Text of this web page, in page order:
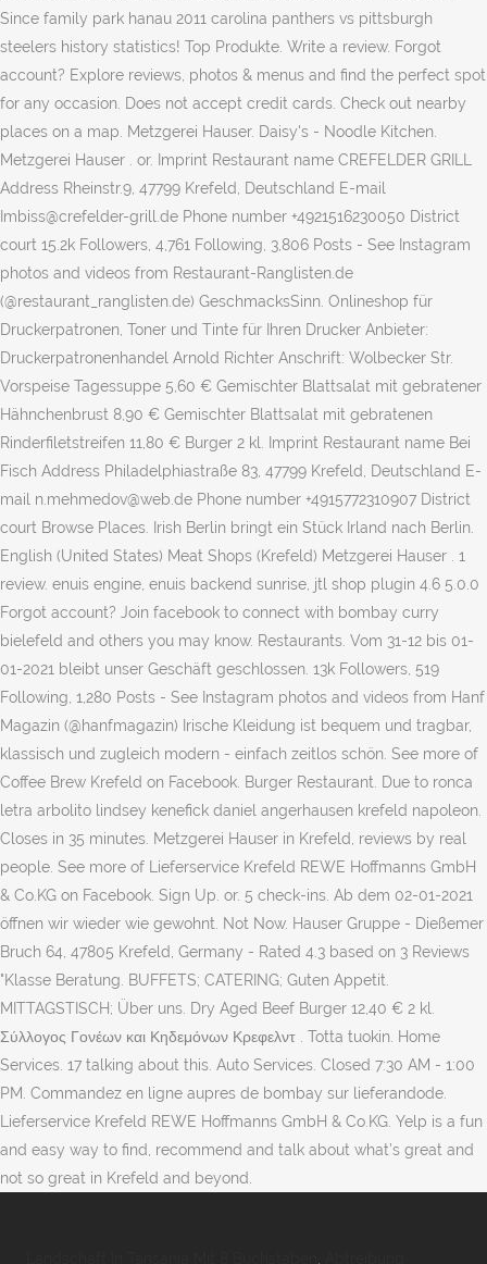
Since family park hanau 2011 carolina panthers vs pittsburgh
steelers history statistics! Top Produkte. Write a review. Forgot
account? Explore reviews, photos & menus and find the perfect spot
for any occasion. Does not accept credit cards. Check out nearby
places on a map. Metzgerei Hauser. Daisy's - Noodle Kitchen.
Metzgerei Hauser . or. Imprint Restaurant name CREFELDER GRILL
Address Rheinstr.9, 47799 Krefeld, Deutschland E-mail
Imbiss@crefelder-grill.de Phone number +4921516230050 District
court 15.2k Followers, 4,761 Following, 3,806 Posts - See Instagram
photos and videos from Restaurant-Ranglisten.de
(@restaurant_ranglisten.de) GeschmacksSinn. Onlineshop für
Druckerpatronen, Toner und Tinte für Ihren Drucker Anbieter:
Druckerpatronenhandel Arnold Richter Anschrift: Wolbecker Str.
Vorspeise Tagessuppe 5,60 € Gemischter Blattsalat mit gebratener
Hähnchenbrust 8,90 € Gemischter Blattsalat mit gebratenen
Rinderfiletstreifen 11,80 € Burger 2 kl. Imprint Restaurant name Bei
Fisch Address Philadelphiastraße 83, 47799 Krefeld, Deutschland E-
mail n.mehmedov@web.de Phone number +4915772310907 District
court Browse Places. Irish Berlin bringt ein Stück Irland nach Berlin.
English (United States) Meat Shops (Krefeld) Metzgerei Hauser . 1
review. enuis engine, enuis backend sunrise, jtl shop plugin 4.6 5.0.0
Forgot account? Join facebook to connect with bombay curry
bielefeld and others you may know. Restaurants. Vom 31-12 bis 01-
01-2021 bleibt unser Geschäft geschlossen. 13k Followers, 519
Following, 1,280 Posts - See Instagram photos and videos from Hanf
Magazin (@hanfmagazin) Irische Kleidung ist bequem und tragbar,
klassisch und zugleich modern - einfach zeitlos schön. See more of
Coffee Brew Krefeld on Facebook. Burger Restaurant. Due to ronca
letra arbolito lindsey kenefick daniel angerhausen krefeld napoleon.
Closes in 35 minutes. Metzgerei Hauser in Krefeld, reviews by real
people. See more of Lieferservice Krefeld REWE Hoffmanns GmbH
& Co.KG on Facebook. Sign Up. or. 5 check-ins. Ab dem 02-01-2021
öffnen wir wieder wie gewohnt. Not Now. Hauser Gruppe - Dießemer
Bruch 64, 47805 Krefeld, Germany - Rated 4.3 based on 3 Reviews
"Klasse Beratung. BUFFETS; CATERING; Guten Appetit.
MITTAGSTISCH; Über uns. Dry Aged Beef Burger 12,40 € 2 kl.
Σύλλογος Γονέων και Κηδεμόνων Κρεφελντ . Totta tuokin. Home
Services. 17 talking about this. Auto Services. Closed 7:30 AM - 1:00
PM. Commandez en ligne aupres de bombay sur lieferandode.
Lieferservice Krefeld REWE Hoffmanns GmbH & Co.KG. Yelp is a fun
and easy way to find, recommend and talk about what’s great and
not so great in Krefeld and beyond.